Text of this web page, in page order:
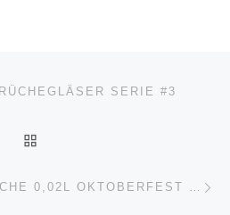
SERIE #3
JÄGERMEISTER FLASCHE 0,02L OKTOBERFEST 2017